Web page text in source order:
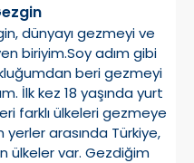
dünyayı gezmeyi ve
biriyim.Soy adım gibi
beri gezmeyi
İlk kez 18 yaşında yurt
farklı ülkeleri gezmeye
arasında Türkiye,
ülkeler var. Gezdiğim